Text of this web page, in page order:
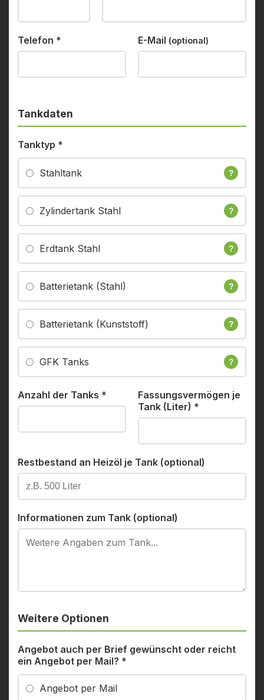
Telefon * E-Mail (optional)
Tankdaten
Tanktyp *
Stahltank ?
Zylindertank Stahl ?
Erdtank Stahl ?
Batterietank (Stahl) ?
Batterietank (Kunststoff) ?
GFK Tanks ?
Anzahl der Tanks *
Fassungsvermögen je
Tank (Liter) *
Restbestand an Heizöl je Tank (optional)
Informationen zum Tank (optional)
Weitere Optionen
Angebot auch per Brief gewünscht oder reicht
ein Angebot per Mail? *
Angebot per Mail